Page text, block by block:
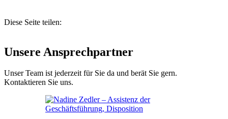
Diese Seite teilen:
Unsere Ansprechpartner
Unser Team ist jederzeit für Sie da und berät Sie gern.
Kontaktieren Sie uns.